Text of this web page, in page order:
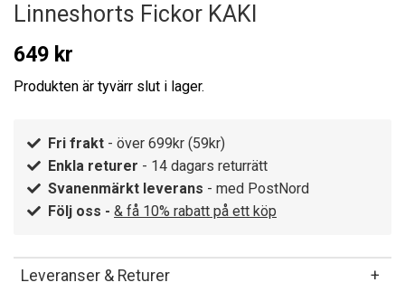
Linneshorts Fickor KAKI
649 kr
Produkten är tyvärr slut i lager.
Fri frakt - över 699kr (59kr)
Enkla returer - 14 dagars returrätt
Svanenmärkt leverans - med PostNord
Följ oss - & få 10% rabatt på ett köp
Leveranser & Returer